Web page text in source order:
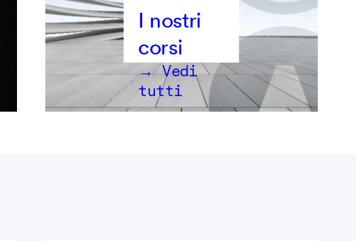
→ Vedi
tutti